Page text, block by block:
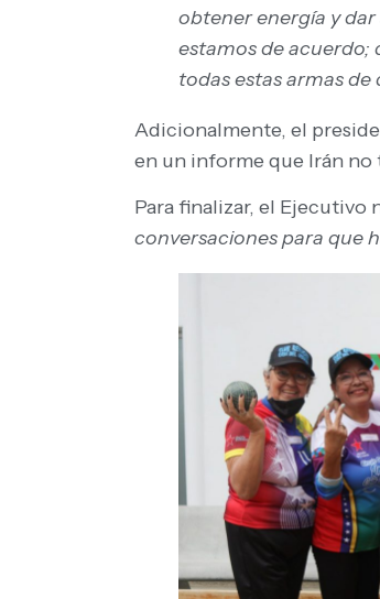
obtener energía y dar
estamos de acuerdo;
todasestas armas de
Adicionalmente, el
en un informe que Irán no
Para finalizar, el Ejecutivo
conversaciones para que